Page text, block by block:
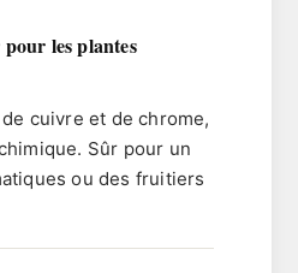
les plantes
cuivre et de chrome,
Sûr pour un
ou des fruitiers